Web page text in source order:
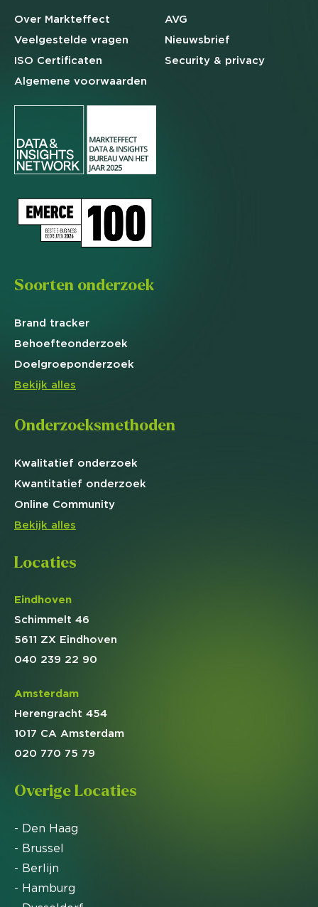
Over Markteffect
Veelgestelde vragen
ISO Certificaten
Algemene voorwaarden
AVG
Nieuwsbrief
Security & privacy
Soorten onderzoek
Brand tracker
Behoefteonderzoek
Doelgroeponderzoek
Bekijk alles
Onderzoeksmethoden
Kwalitatief onderzoek
Kwantitatief onderzoek
Online Community
Bekijk alles
Locaties
Eindhoven
Schimmelt 46
5611 ZX Eindhoven
040 239 22 90
Amsterdam
Herengracht 454
1017 CA Amsterdam
020 770 75 79
Overige Locaties
- Den Haag
- Brussel
- Berlijn
- Hamburg